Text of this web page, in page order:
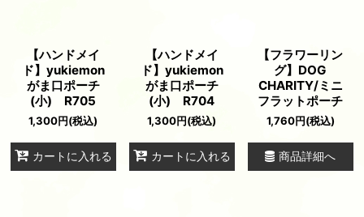
【ハンドメイ
ド】yukiemon
がま口ポーチ
(小) R705
1,300円(税込)
カートに入れる
【ハンドメイ
ド】yukiemon
がま口ポーチ
(小) R704
1,300円(税込)
カートに入れる
【フラワーリン
グ】DOG
CHARITY/ミニ
フラットポーチ
1,760円(税込)
商品詳細へ